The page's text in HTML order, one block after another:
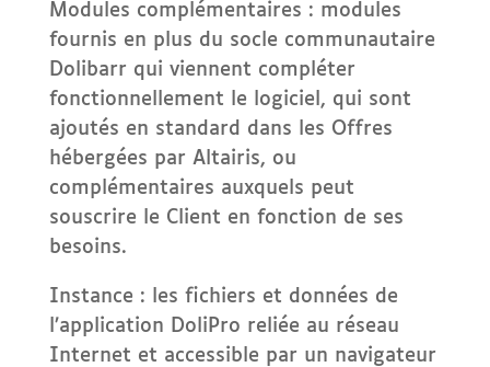
Modules complémentaires : modules
fournis en plus du socle communautaire
Dolibarr qui viennent compléter
fonctionnellement le logiciel, qui sont
ajoutés en standard dans les Offres
hébergées par Altairis, ou
complémentaires auxquels peut
souscrire le Client en fonction de ses
besoins.
Instance : les fichiers et données de
l’application DoliPro reliée au réseau
Internet et accessible par un navigateur